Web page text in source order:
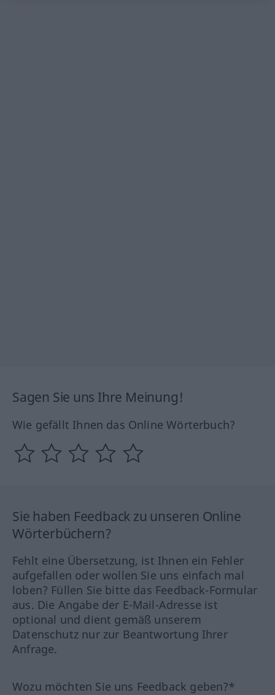
Sagen Sie uns Ihre Meinung!
Wie gefällt Ihnen das Online Wörterbuch?
Sie haben Feedback zu unseren Online
Wörterbüchern?
Fehlt eine Übersetzung, ist Ihnen ein Fehler
aufgefallen oder wollen Sie uns einfach mal
loben? Füllen Sie bitte das Feedback-Formular
aus. Die Angabe der E-Mail-Adresse ist
optional und dient gemäß unserem
Datenschutz nur zur Beantwortung Ihrer
Anfrage.
Wozu möchten Sie uns Feedback geben?*